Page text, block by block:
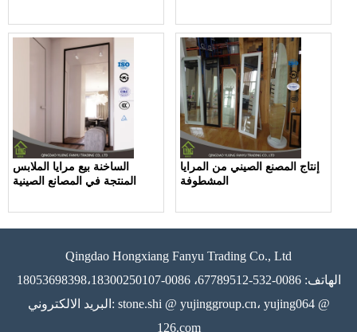
الساخنة بيع مرايا الملابس
المنتجة في المصانع الصينية
إنتاج المصنع الصيني من المرايا
المشطوفة
Qingdao Hongxiang Fanyu Trading Co., Ltd
الهاتف: 0086-532-67789512، 0086-18053698398،18300250107
البريد الالكتروني: stone.shi @ yujinggroup.cn، yujing064 @
126.com